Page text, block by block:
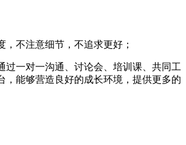
不注意细节，不追求更好；
一对一沟通、讨论会、培训课、共同工
能够营造良好的成长环境，提供更多的